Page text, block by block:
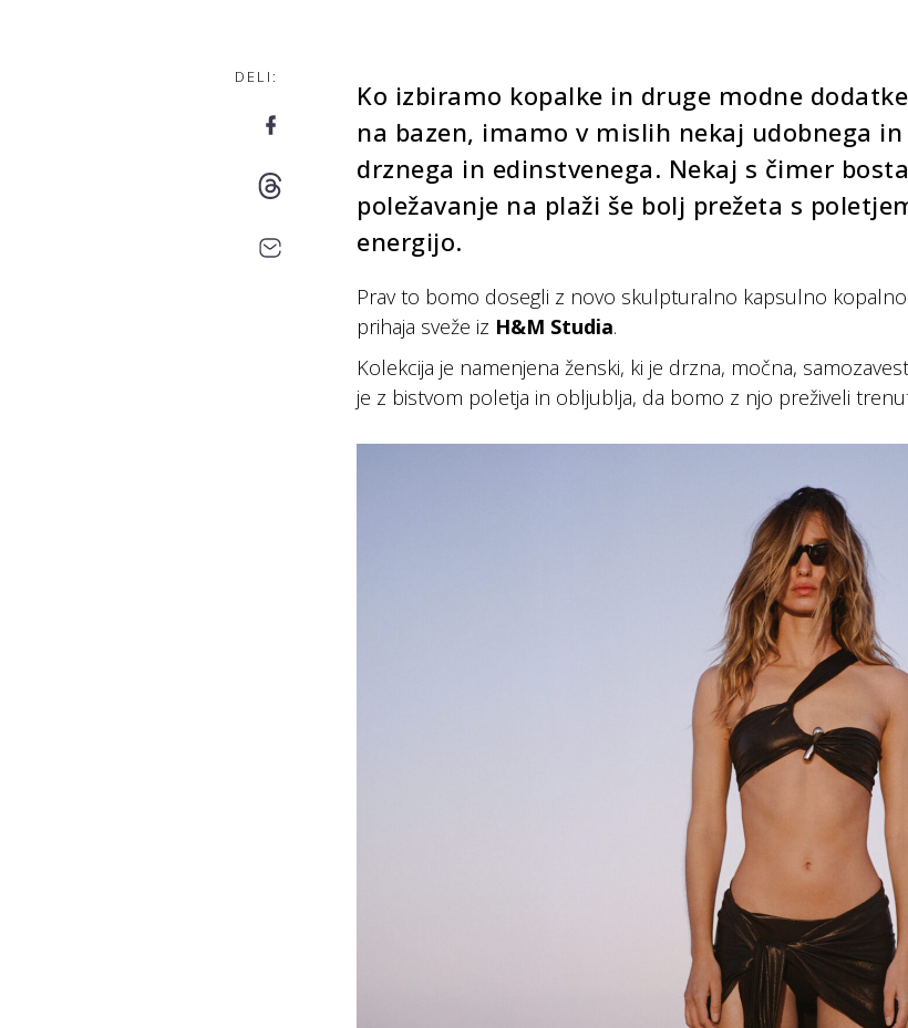
DELI:
Ko izbiramo kopalke in druge modne
na bazen, imamo v mislih nekaj udobnega
drznega in edinstvenega. Nekaj s čimer
poležavanje na plaži še bolj prežeta s
energijo.
Prav to bomo dosegli z novo skulpturalno kapsulno
prihaja sveže iz H&M Studia.
Kolekcija je namenjena ženski, ki je drzna, močna,
je z bistvom poletja in obljublja, da bomo z njo preživeli